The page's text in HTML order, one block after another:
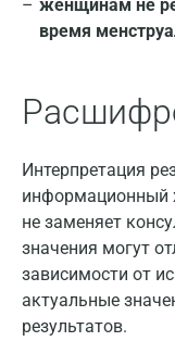
женщинам не
время
Интерпретация
информационный
не заменяет
значения могут
зависимости от
актуальные
результатов.
Нижний
Апрелевка
Армавир
Астрахань
Барнаул